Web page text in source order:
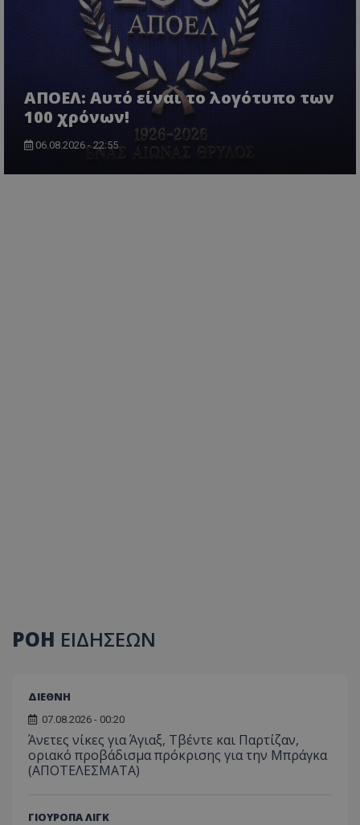
ΑΠΟΕΛ: Αυτό είναι το λογότυπο των
100 χρόνων!
06.08.2026 - 22:55
ΡΟΗ ΕΙΔΗΣΕΩΝ
ΔΙΕΘΝΗ
07.08.2026 - 00:20
Άνετες νίκες για Άγιαξ, Τβέντε και Παρτίζαν,
οριακό προβάδισμα πρόκρισης για την Μπράγκα
(ΑΠΟΤΕΛΕΣΜΑΤΑ)
ΓΙΟΥΡΟΠΑ ΛΙΓΚ